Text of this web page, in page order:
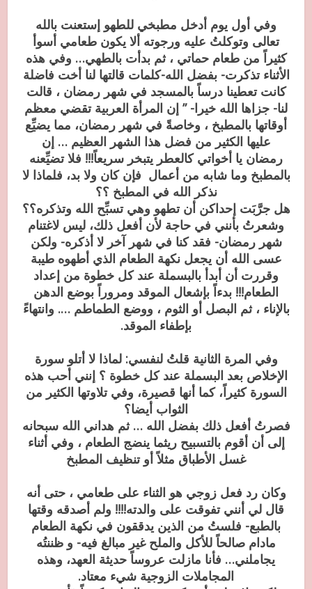
وفي أول يوم أدخل مطبخي للطهو إستعنت بالله
تعالى وتوكلتُ عليه ورجوته ألا يكون طعامي أسوأ
كثيراً من طعام حماتي ، ثم بدأت بالطهي… وفي هذه
الأثناء تذكرت- بفضل الله-كلمات قالتها لنا أخت فاضلة
كانت تعطينا درساً بالمسجد في شهر رمضان ، قالت
لنا- جزاها الله خيرا- ” إن المرأة العربية تقضي معظم
أوقاتها بالمطبخ ، وخاصةً في شهر رمضان، مما يضيِّع
عليها الكثير من فضل هذا الشهر العظيم … إن
رمضان يا أخواتي كالعطر يتبخر سريعاً!!! فلا تضيِّعنه
بالمطبخ وما شابه من أعمال فإن كان ولا بد، فلماذا لا
نذكر الله في المطبخ ؟؟
هل جرَّبَت إحداكن أن تطهو وهي تسبِّح الله وتذكره؟؟
وشعرتُ بأنني في حاجة لأن أفعل ذلك، ليس لاغتنام
شهر رمضان- فقد كنا في شهر آخر لا أذكره- ولكن
عسى الله أن يجعل نكهة الطعام الذي أطهوه طيبة
وقررت أن أبدأ بالبسملة عند كل خطوة من إعداد
الطعام!!! بدءاً بإشعال الموقد ومروراً بوضع الدهن
بالإناء ، ثم البصل أو الثوم ، ووضع الطماطم …. وانتهاءً
بإطفاء الموقد.
وفي المرة الثانية قلتُ لنفسي: لماذا لا أتلو سورة
الإخلاص بعد البسملة عند كل خطوة ؟ إنني أحب هذه
السورة كثيراً، كما أنها قصيرة، وفي تلاوتها الكثير من
الثواب أيضا؟
فصرتُ أفعل ذلك بفضل الله … ثم هداني الله سبحانه
إلى أن أقوم بالتسبيح ريثما ينضج الطعام ، وفي أثناء
غسل الأطباق مثلاً أو تنظيف المطبخ
وكان رد فعل زوجي هو الثناء على طعامي ، حتى أنه
قال لي أنني تفوقت على والدته!!!! ولم أصدقه وقتها
بالطبع- فلستُ من الذين يدققون في نكهة الطعام
مادام صالحاً للأكل والملح غير مبالغ فيه- و ظننتُه
يجاملني… فأنا مازلت عروساً حديثة العهد، وهذه
المجاملات الزوجية شيء معتاد.